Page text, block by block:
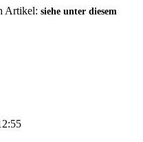
Artikel: siehe unter diesem